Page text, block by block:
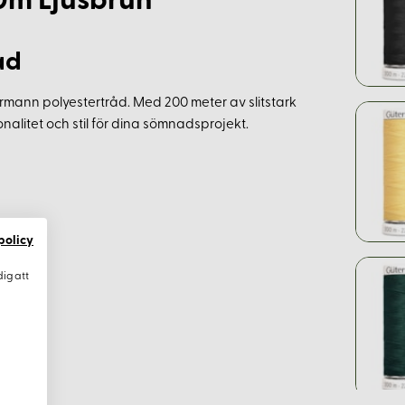
polyestertråd. Med 200 meter av slitstark
och stil för dina sömnadsprojekt.
att